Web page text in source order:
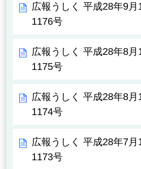
広報うしく 平成28年9月
1176号
広報うしく 平成28年8
1175号
広報うしく 平成28年8月
1174号
広報うしく 平成28年7
1173号